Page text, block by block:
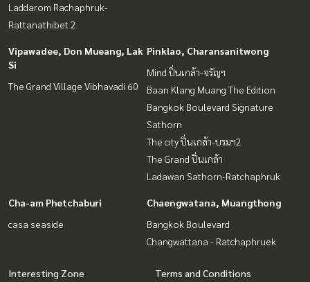
Laddarom Rachaphruk-
Rattanathibet 2
Vipawadee, Don Mueang, Lak
Si
The Grand Village Vibhavadi 60
Pinklao, Charansanitwong
Mind ปิ่นเกล้า-จรัญฯ
Baan Klang Muang The Edition
Bangkok Boulevard Signature
Sathorn
The city ปิ่นเกล้า-บรมฯ2
The Grand ปิ่นเกล้า
Ladawan Sathorn-Ratchaphruk
Cha-am Phetchaburi
casa seaside
Chaengwatana, Muangthong
Bangkok Boulevard
Changwattana - Ratchaphruek
Interesting Zone Terms and Conditions